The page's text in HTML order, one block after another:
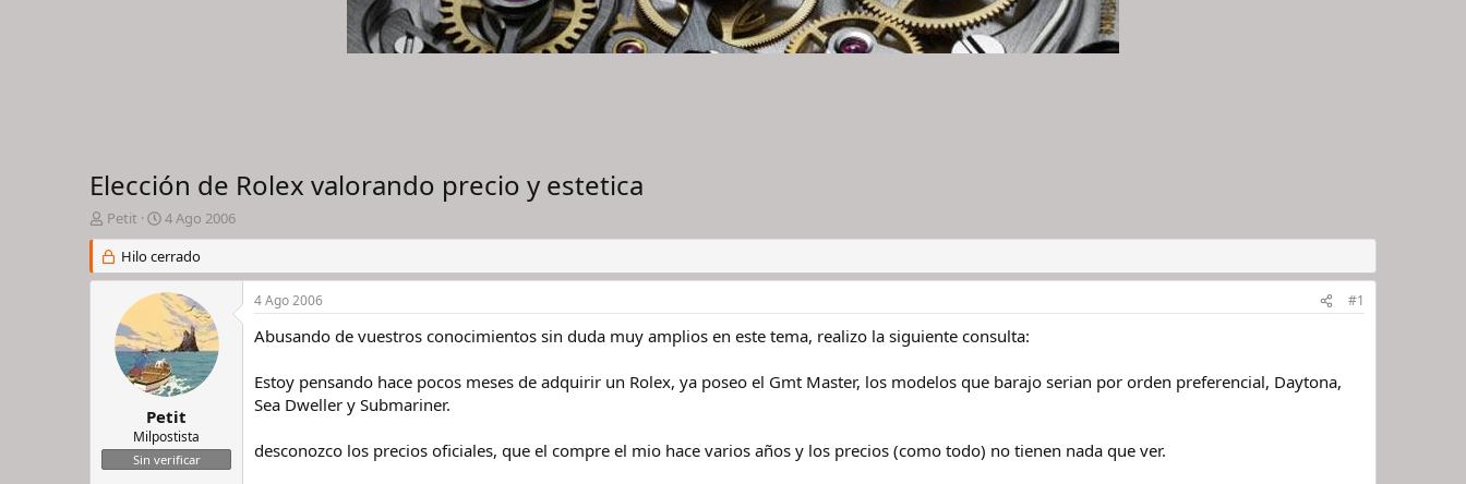
Elección de Rolex valorando precio y estetica
I
n
i
c
h
i
Petit
F
e
c
h
a
d
e
i
n
i
c
i
o
4 Ago 2006
Hilo cerrado
Petit
Milpostista
Sin verificar
4 Ago 2006 #1
Abusando de vuestros conocimientos sin duda muy amplios en este tema, realizo la siguiente consulta:
Estoy pensando hace pocos meses de adquirir un Rolex, ya poseo el Gmt Master, los modelos que barajo serian por orden preferencial, Daytona,
Sea Dweller y Submariner.
desconozco los precios oficiales, que el compre el mio hace varios años y los precios (como todo) no tienen nada que ver.